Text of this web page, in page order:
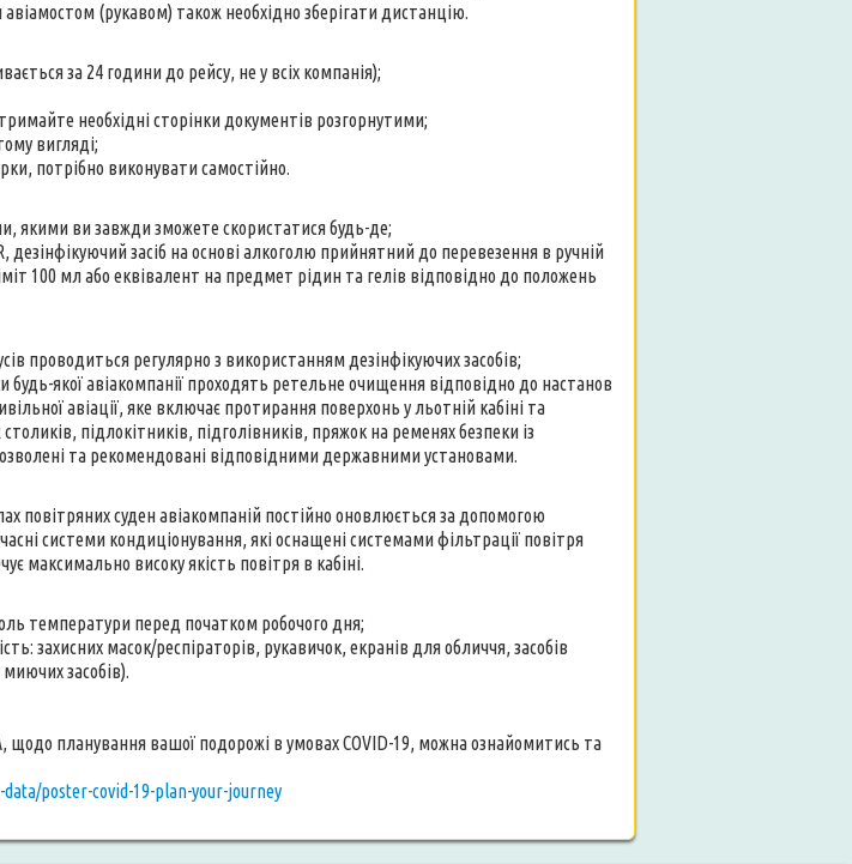
авіамостом (рукавом) також необхідно зберігати дистанцію.
за 24 години до рейсу, не у всіх компанія);
необхідні сторінки документів розгорнутими;
вигляді;
потрібно виконувати самостійно.
якими ви завжди зможете скористатися будь-де;
дезінфікуючий засіб на основі алкоголю прийнятний до перевезення в ручній
100 мл або еквівалент на предмет рідин та гелів відповідно до положень
проводиться регулярно з використанням дезінфікуючих засобів;
будь-якої авіакомпанії проходять ретельне очищення відповідно до настанов
авіації, яке включає протирання поверхонь у льотній кабіні та
підлокітників, підголівників, пряжок на ременях безпеки із
та рекомендовані відповідними державними установами.
повітряних суден авіакомпаній постійно оновлюється за допомогою
системи кондиціонування, які оснащені системами фільтрації повітря
максимально високу якість повітря в кабіні.
температури перед початком робочого дня;
захисних масок/респіраторів, рукавичок, екранів для обличчя, засобів
засобів).
планування вашої подорожі в умовах COVID-19, можна ознайомитись та
poster-covid-19-plan-your-journey